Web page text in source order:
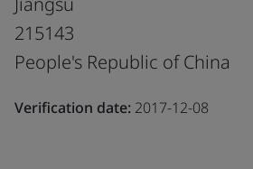
215143
People's Republic of China
Verification date: 2017-12-08